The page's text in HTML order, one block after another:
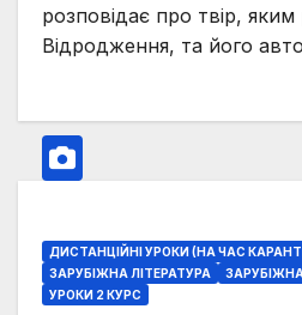
розповідає про твір,
Відродження, та його
ДИСТАНЦІЙНІ УРОКИ (НА ЧАС
ЗАРУБІЖНА ЛІТЕРАТУРА
УРОКИ 2 КУРС